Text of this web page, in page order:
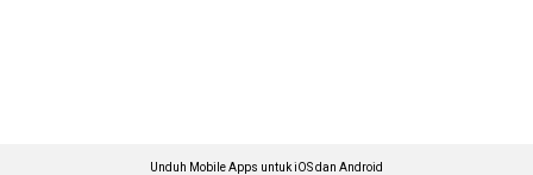
Unduh Mobile Apps untuk iOS dan Android